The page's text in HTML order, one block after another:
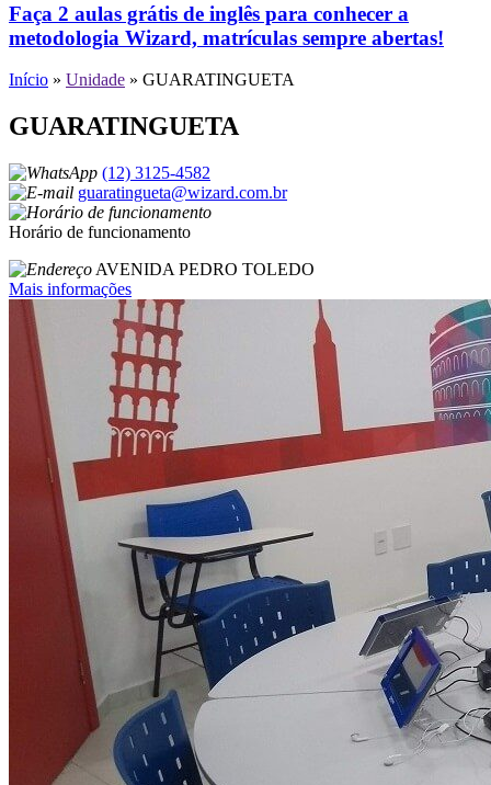
Faça 2 aulas grátis de inglês para conhecer a
metodologia Wizard, matrículas sempre abertas!
Início » Unidade » GUARATINGUETA
GUARATINGUETA
(12) 3125-4582
guaratingueta@wizard.com.br
Horário de funcionamento
AVENIDA PEDRO TOLEDO
Mais informações